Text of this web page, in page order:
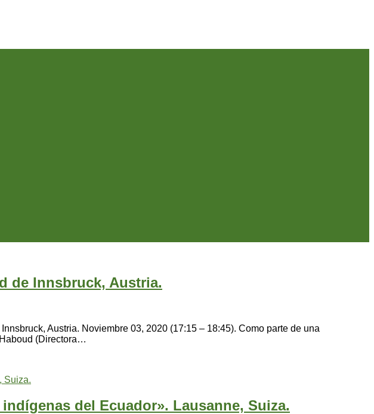
de Innsbruck, Austria.
Austria. Noviembre 03, 2020 (17:15 – 18:45). Como parte de una
(Directora…
del Ecuador». Lausanne, Suiza.